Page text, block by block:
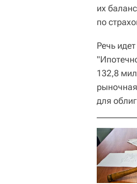
их
по
Речь
132,8
для